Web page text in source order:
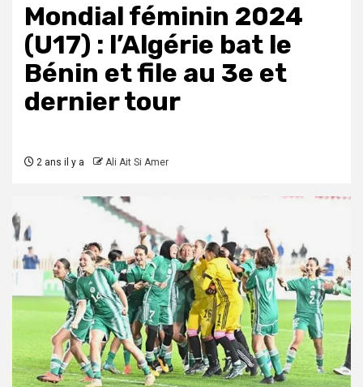
Mondial féminin 2024
(U17) : l’Algérie bat le
Bénin et file au 3e et
dernier tour
2 ans il y a Ali Ait Si Amer